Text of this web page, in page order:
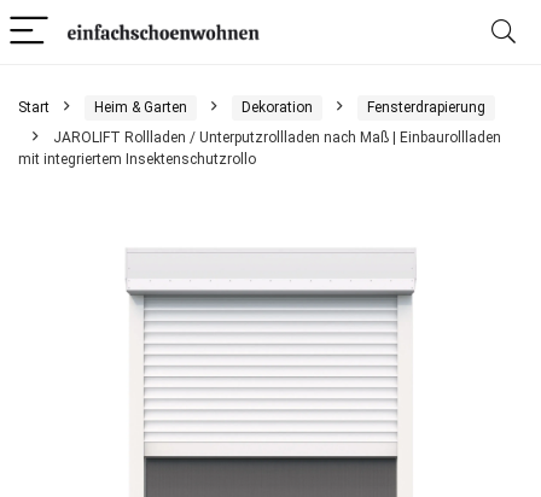
Start Heim & Garten Dekoration
Fensterdrapierung
JAROLIFT Rollladen / Unterputzrollladen nach Maß | Einbaurollladen
mit integriertem Insektenschutzrollo